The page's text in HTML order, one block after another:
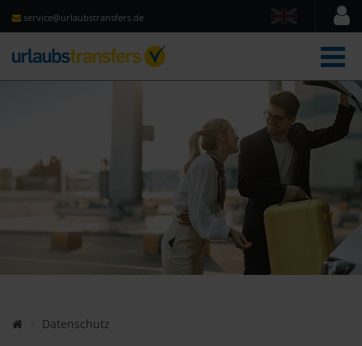
service@urlaubstransfers.de
Datenschutz